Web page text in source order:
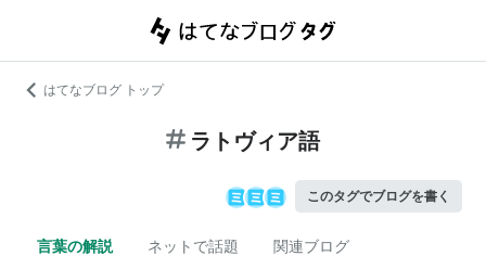
はてなブログ トップ
ラトヴィア語
このタグでブログを書く
言葉の解説 ネットで話題 関連ブログ